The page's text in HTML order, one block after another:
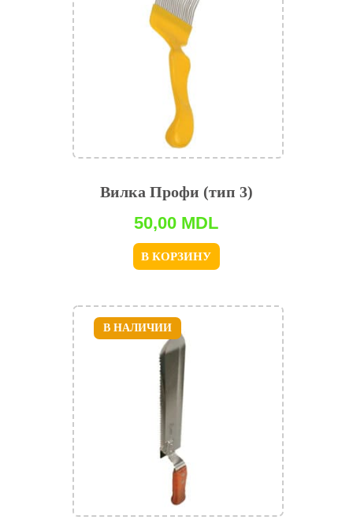
Вилка Профи (тип 3)
50,00 MDL
В КОРЗИНУ
В НАЛИЧИИ